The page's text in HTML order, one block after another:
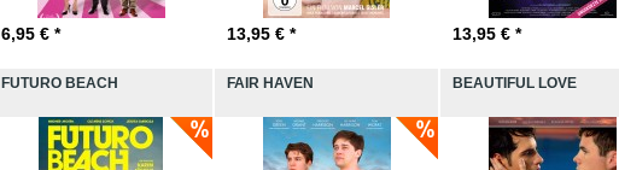
6,95 € * 13,95 € * 13,95 € *
FUTURO BEACH FAIR HAVEN BEAUTIFUL LOVE